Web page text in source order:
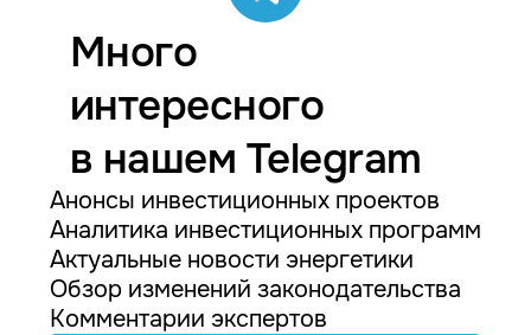
Много
интересного
в нашем Telegram
Анонсы инвестиционных проектов
Аналитика инвестиционных программ
Актуальные новости энергетики
Обзор изменений законодательства
Комментарии экспертов